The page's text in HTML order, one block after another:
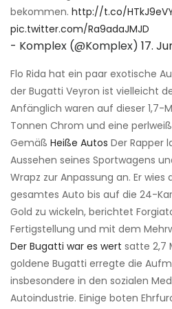
bekommen. http://t.co/
pic.twitter.com/Ra9adaJMJD
- Komplex (@Komplex) 17.
Flo Rida hat ein paar exotische
der Bugatti Veyron ist vielleicht
Anfänglich waren auf dieser 1,7-
Tonnen Chrom und eine
Gemäß Heiße Autos Der Rapper
Aussehen seines Sportwagens
Wrapz zur Anpassung an. Er wies
gesamtes Auto bis auf die 24-
Gold zu wickeln, berichtet
Fertigstellung und mit dem
Der Bugatti war es wert satte 2,7
goldene Bugatti erregte die
insbesondere in den sozialen
Autoindustrie. Einige boten